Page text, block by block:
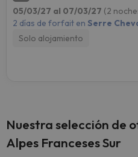
05/03/27 al 07/03/27 (2
2 días de forfait en Serre
Solo alojamiento
Nuestra selección de
Alpes Franceses Sur